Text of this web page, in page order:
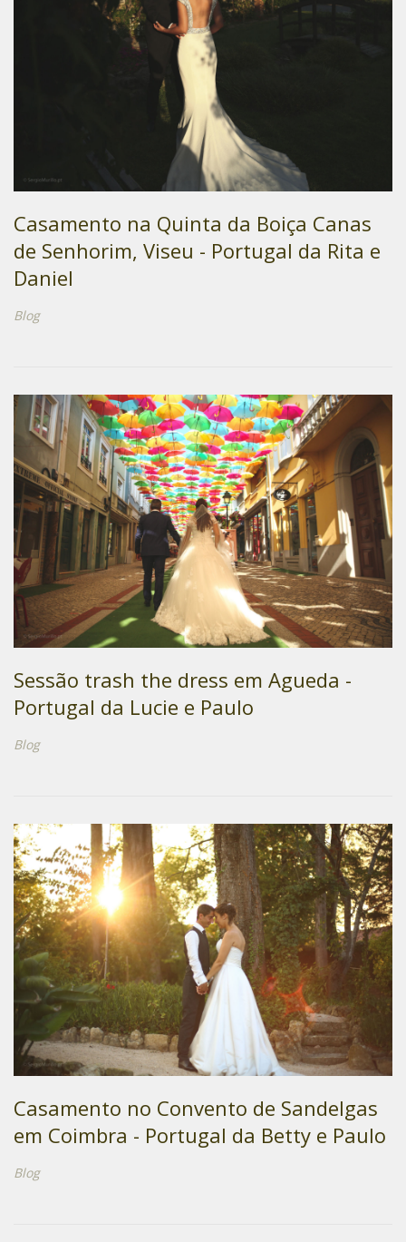
Casamento na Quinta da Boiça Canas
de Senhorim, Viseu - Portugal da Rita e
Daniel
Blog
Sessão trash the dress em Agueda -
Portugal da Lucie e Paulo
Blog
Casamento no Convento de Sandelgas
em Coimbra - Portugal da Betty e Paulo
Blog